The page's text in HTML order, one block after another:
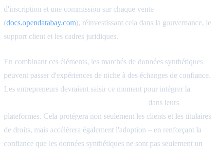
d'inscription et une commission sur chaque vente
(docs.opendatabay.com), réinvestissant cela dans la gouvernance, le
support client et les cadres juridiques.
En combinant ces éléments, les marchés de données synthétiques
peuvent passer d'expériences de niche à des échanges de confiance.
Les entrepreneurs devraient saisir ce moment pour intégrer la
dans leurs
plateformes. Cela protégera non seulement les clients et les titulaires
de droits, mais accélérera également l'adoption – en renforçant la
confiance que les données synthétiques ne sont pas seulement un